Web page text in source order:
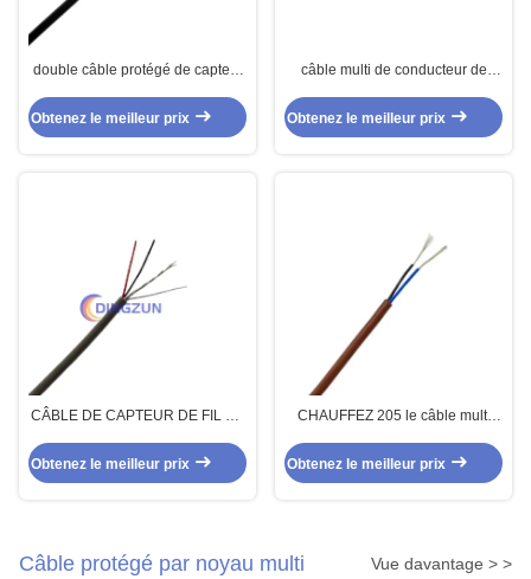
double câble protégé de capteur
Obtenez le meilleur prix
câble multi de conducteur de
noyaux
Obtenez le meilleur prix
CÂBLE DE CAPTEUR DE FIL DE
Obtenez le meilleur prix
CHAUFFEZ 205 le câble multi
de silicone du câble 2 X 0.34mm2
Obtenez le meilleur prix
Câble protégé par noyau multi Vue davantage > >